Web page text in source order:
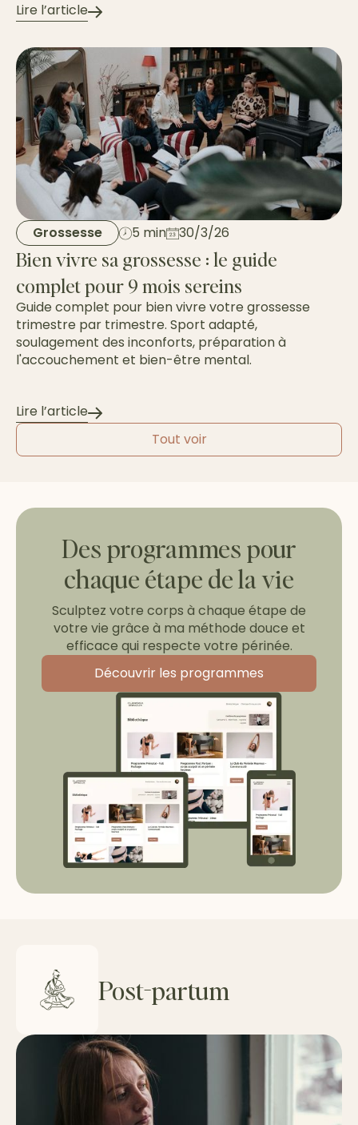
Lire l’article
Grossesse 5 min 30/3/26
Bien vivre sa grossesse : le guide
complet pour 9 mois sereins
Guide complet pour bien vivre votre grossesse
trimestre par trimestre. Sport adapté,
soulagement des inconforts, préparation à
l'accouchement et bien-être mental.
Lire l’article
Tout voir
Des programmes pour
chaque étape de la vie
Sculptez votre corps à chaque étape de
votre vie grâce à ma méthode douce et
efficace qui respecte votre périnée.
Découvrir les programmes
Post-partum